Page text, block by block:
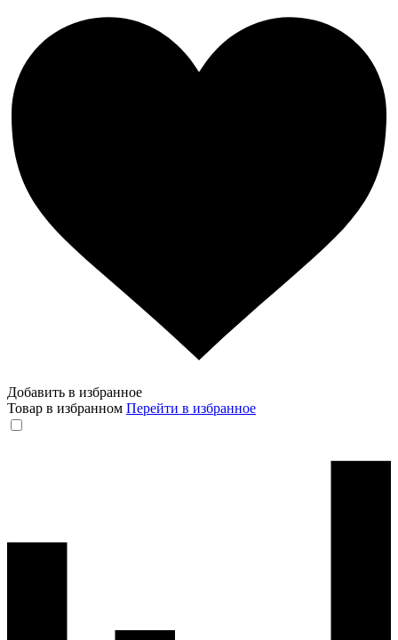
Добавить в избранное
Товар в избранном Перейти в избранное